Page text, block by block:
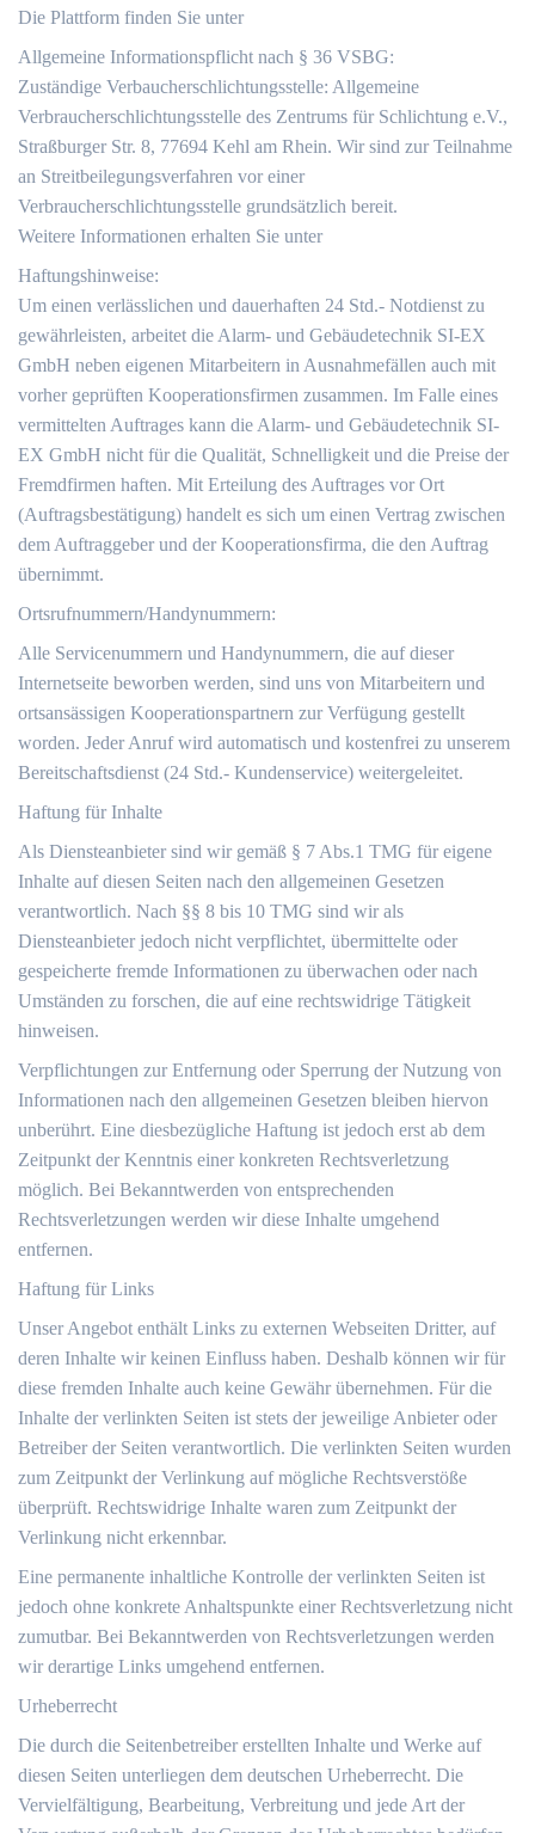
Die Plattform finden Sie unter
Allgemeine Informationspflicht nach § 36 VSBG:
Zuständige Verbaucherschlichtungsstelle: Allgemeine
Verbraucherschlichtungsstelle des Zentrums für Schlichtung e.V.,
Straßburger Str. 8, 77694 Kehl am Rhein. Wir sind zur Teilnahme
an Streitbeilegungsverfahren vor einer
Verbraucherschlichtungsstelle grundsätzlich bereit.
Weitere Informationen erhalten Sie unter
Haftungshinweise:
Um einen verlässlichen und dauerhaften 24 Std.- Notdienst zu
gewährleisten, arbeitet die Alarm- und Gebäudetechnik SI-EX
GmbH neben eigenen Mitarbeitern in Ausnahmefällen auch mit
vorher geprüften Kooperationsfirmen zusammen. Im Falle eines
vermittelten Auftrages kann die Alarm- und Gebäudetechnik SI-
EX GmbH nicht für die Qualität, Schnelligkeit und die Preise der
Fremdfirmen haften. Mit Erteilung des Auftrages vor Ort
(Auftragsbestätigung) handelt es sich um einen Vertrag zwischen
dem Auftraggeber und der Kooperationsfirma, die den Auftrag
übernimmt.
Ortsrufnummern/Handynummern:
Alle Servicenummern und Handynummern, die auf dieser
Internetseite beworben werden, sind uns von Mitarbeitern und
ortsansässigen Kooperationspartnern zur Verfügung gestellt
worden. Jeder Anruf wird automatisch und kostenfrei zu unserem
Bereitschaftsdienst (24 Std.- Kundenservice) weitergeleitet.
Haftung für Inhalte
Als Diensteanbieter sind wir gemäß § 7 Abs.1 TMG für eigene
Inhalte auf diesen Seiten nach den allgemeinen Gesetzen
verantwortlich. Nach §§ 8 bis 10 TMG sind wir als
Diensteanbieter jedoch nicht verpflichtet, übermittelte oder
gespeicherte fremde Informationen zu überwachen oder nach
Umständen zu forschen, die auf eine rechtswidrige Tätigkeit
hinweisen.
Verpflichtungen zur Entfernung oder Sperrung der Nutzung von
Informationen nach den allgemeinen Gesetzen bleiben hiervon
unberührt. Eine diesbezügliche Haftung ist jedoch erst ab dem
Zeitpunkt der Kenntnis einer konkreten Rechtsverletzung
möglich. Bei Bekanntwerden von entsprechenden
Rechtsverletzungen werden wir diese Inhalte umgehend
entfernen.
Haftung für Links
Unser Angebot enthält Links zu externen Webseiten Dritter, auf
deren Inhalte wir keinen Einfluss haben. Deshalb können wir für
diese fremden Inhalte auch keine Gewähr übernehmen. Für die
Inhalte der verlinkten Seiten ist stets der jeweilige Anbieter oder
Betreiber der Seiten verantwortlich. Die verlinkten Seiten wurden
zum Zeitpunkt der Verlinkung auf mögliche Rechtsverstöße
überprüft. Rechtswidrige Inhalte waren zum Zeitpunkt der
Verlinkung nicht erkennbar.
Eine permanente inhaltliche Kontrolle der verlinkten Seiten ist
jedoch ohne konkrete Anhaltspunkte einer Rechtsverletzung nicht
zumutbar. Bei Bekanntwerden von Rechtsverletzungen werden
wir derartige Links umgehend entfernen.
Urheberrecht
Die durch die Seitenbetreiber erstellten Inhalte und Werke auf
diesen Seiten unterliegen dem deutschen Urheberrecht. Die
Vervielfältigung, Bearbeitung, Verbreitung und jede Art der